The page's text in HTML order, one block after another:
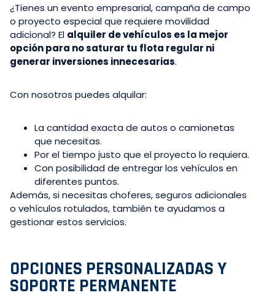
¿Tienes un evento empresarial, campaña de campo
o proyecto especial que requiere movilidad
adicional? El alquiler de vehículos es la mejor
opción para no saturar tu flota regular ni
generar inversiones innecesarias.
Con nosotros puedes alquilar:
La cantidad exacta de autos o camionetas
que necesitas.
Por el tiempo justo que el proyecto lo requiera.
Con posibilidad de entregar los vehículos en
diferentes puntos.
Además, si necesitas choferes, seguros adicionales
o vehículos rotulados, también te ayudamos a
gestionar estos servicios.
OPCIONES PERSONALIZADAS Y
SOPORTE PERMANENTE